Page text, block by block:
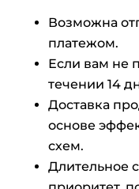
Возможна
платежом.
Если вам не
течении 14
Доставка
основе
схем.
Длительное